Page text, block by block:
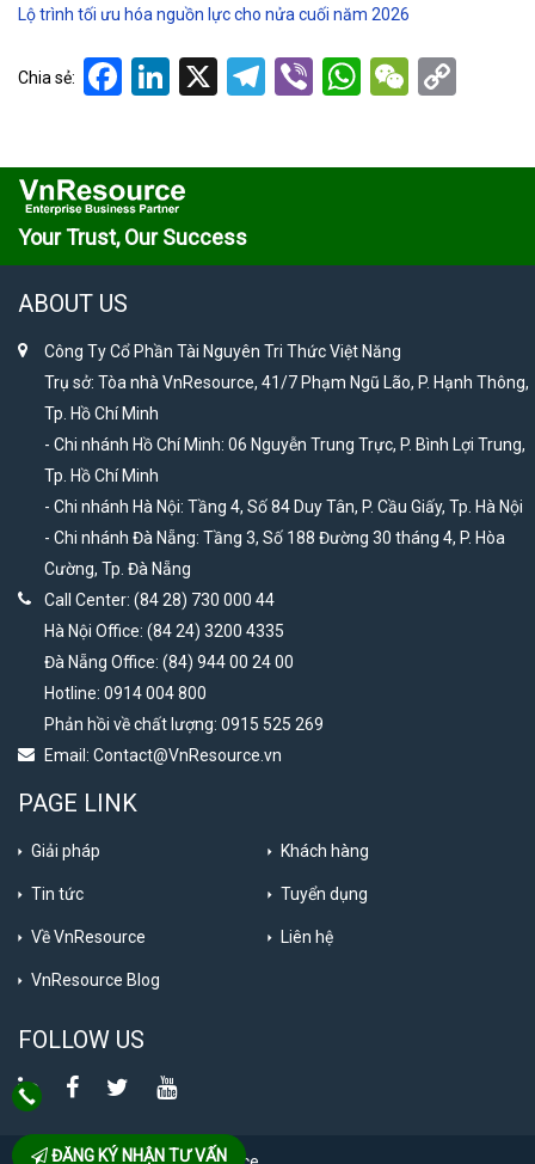
Lộ trình tối ưu hóa nguồn lực cho nửa cuối năm 2026
Chia sẻ: Facebook
LinkedIn
X Telegram
ViberWhatsApp
Your Trust, Our Success
ABOUT US
Công Ty Cổ Phần Tài Nguyên Tri Thức Việt Năng
Trụ sở: Tòa nhà VnResource, 41/7 Phạm Ngũ Lão, P. Hạnh Thông,
Tp. Hồ Chí Minh
- Chi nhánh Hồ Chí Minh: 06 Nguyễn Trung Trực, P. Bình Lợi Trung,
Tp. Hồ Chí Minh
- Chi nhánh Hà Nội: Tầng 4, Số 84 Duy Tân, P. Cầu Giấy, Tp. Hà Nội
- Chi nhánh Đà Nẵng: Tầng 3, Số 188 Đường 30 tháng 4, P. Hòa
Cường, Tp. Đà Nẵng
Call Center: (84 28) 730 000 44
Hà Nội Office: (84 24) 3200 4335
Đà Nẵng Office: (84) 944 00 24 00
Hotline: 0914 004 800
Phản hồi về chất lượng: 0915 525 269
Email: Contact@VnResource.vn
PAGE LINK
Giải pháp Khách hàng
Tin tức Tuyển dụng
Về VnResource Liên hệ
VnResource Blog
FOLLOW US
ĐĂNG KÝ NHẬN TƯ VẤN